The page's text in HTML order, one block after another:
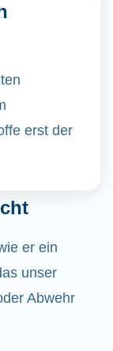
erst der
er ein
unser
Abwehr